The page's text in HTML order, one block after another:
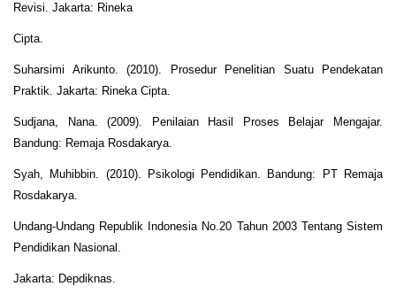
Revisi. Jakarta: Rineka
Cipta.
Suharsimi Arikunto. (2010). Prosedur Penelitian Suatu Pendekatan
Praktik. Jakarta: Rineka Cipta.
Sudjana, Nana. (2009). Penilaian Hasil Proses Belajar Mengajar.
Bandung: Remaja Rosdakarya.
Syah, Muhibbin. (2010). Psikologi Pendidikan. Bandung: PT Remaja
Rosdakarya.
Undang-Undang Republik Indonesia No.20 Tahun 2003 Tentang Sistem
Pendidikan Nasional.
Jakarta: Depdiknas.